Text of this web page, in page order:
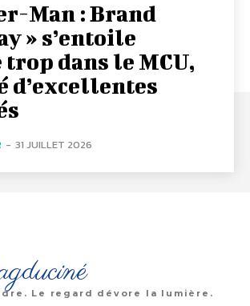
Man : Brand
» s’entoile
trop dans le MCU,
d’excellentes
- 31 JUILLET 2026
Le regard dévore la lumière.